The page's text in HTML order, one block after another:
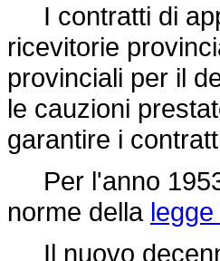
I contratti di
ricevitorie
provinciali per il
le cauzioni
garantire i
Per l'anno 1953
norme della
Il nuovo